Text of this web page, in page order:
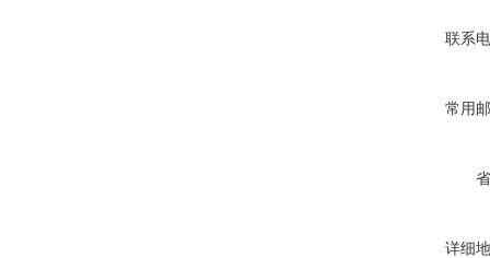
联系
常用
详细